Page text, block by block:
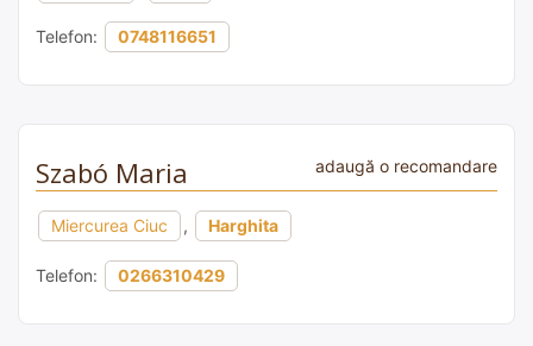
Telefon: 0748116651
Szabó Maria adaugă o recomandare
Miercurea Ciuc , Harghita
Telefon: 0266310429